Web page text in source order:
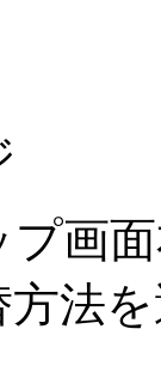
プ画
法